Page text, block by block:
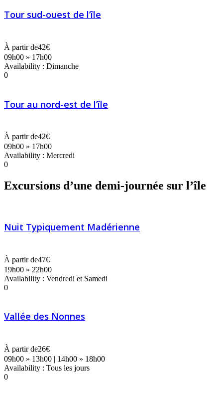
Tour sud-ouest de l’île
À partir de42€
09h00 » 17h00
Availability : Dimanche
0
Tour au nord-est de l’île
À partir de42€
09h00 » 17h00
Availability : Mercredi
0
Excursions d’une demi-journée sur l’île
Nuit Typiquement Madérienne
À partir de47€
19h00 » 22h00
Availability : Vendredi et Samedi
0
Vallée des Nonnes
À partir de26€
09h00 » 13h00 | 14h00 » 18h00
Availability : Tous les jours
0